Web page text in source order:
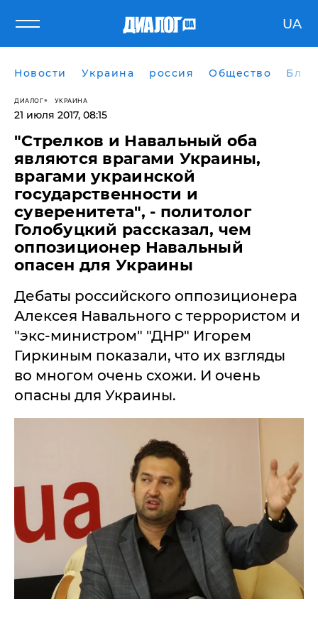
UA
Новости Украина россия Общество
ДИАЛОГ УКРАИНА
21 июля 2017, 08:15
"Стрелков и Навальный оба
являются врагами Украины,
врагами украинской
государственности и
суверенитета", - политолог
Голобуцкий рассказал, чем
оппозиционер Навальный
опасен для Украины
Дебаты российского оппозиционера
Алексея Навального с террористом и
"экс-министром" "ДНР" Игорем
Гиркиным показали, что их взгляды
во многом очень схожи. И очень
опасны для Украины.